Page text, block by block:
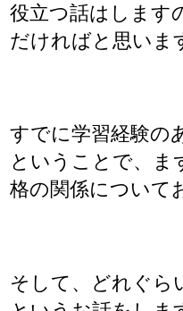
役立つ話はします
だければと思いま
すでに学習経験の
ということで、ま
格の関係について
そして、どれぐら